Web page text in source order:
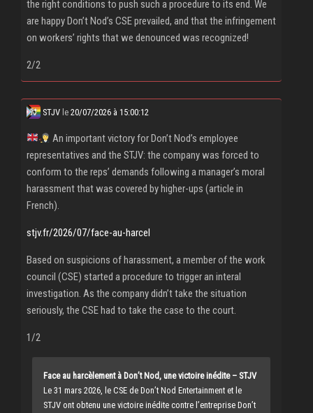
the right conditions to push such a procedure to its end. We
are happy Don’t Nod’s CSE prevailed, and that the infringement
on workers’ rights that we denounced was recognized!
2/2
STJV le 20/07/2026 à 15:00:12
An important victory for Don’t Nod’s employee
representatives and the STJV: the company was forced to
conform to the reps’ demands following a manager’s moral
harassment that was covered by higher-ups (article in
French).
stjv.fr/2026/07/face-au-harcel
Based on suspicions of harassment, a member of the work
council (CSE) started a procedure to trigger an interal
investigation. As the company didn’t take the situation
seriously, the CSE had to take the case to the court.
1/2
Face au harcèlement à Don’t Nod, une victoire inédite – STJV
Le 31 mars 2026, le CSE de Don’t Nod Entertainment et le
STJV ont obtenu une victoire inédite contre l’entreprise Don’t